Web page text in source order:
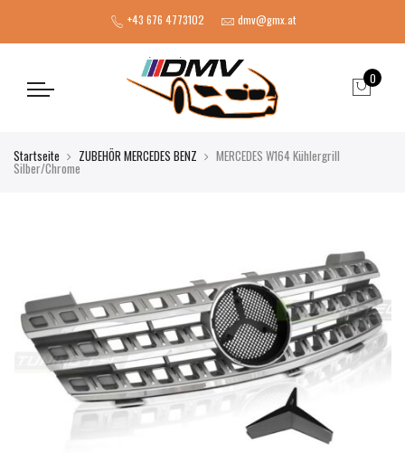
+43 676 4773102 dmv@gmx.at
0
Startseite ZUBEHÖR MERCEDES BENZ MERCEDES W164 Kühlergrill
Silber/Chrome